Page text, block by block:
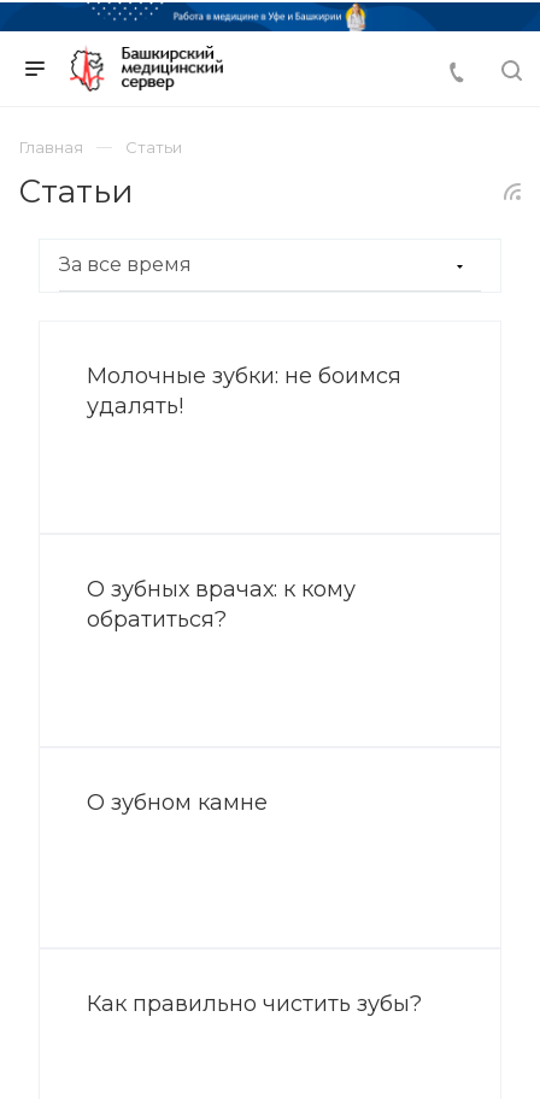
Главная Статьи
Статьи
Молочные зубки: не боимся
удалять!
О зубных врачах: к кому
обратиться?
О зубном камне
Как правильно чистить зубы?